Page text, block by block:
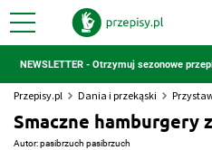
NEWSLETTER - Otrzymuj sezonowe
Przepisy.pl Dania i przekąski
Smaczne hamburgery
Autor:pasibrzuch pasibrzuch